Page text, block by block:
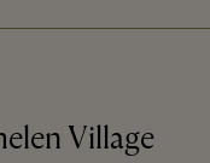
Village